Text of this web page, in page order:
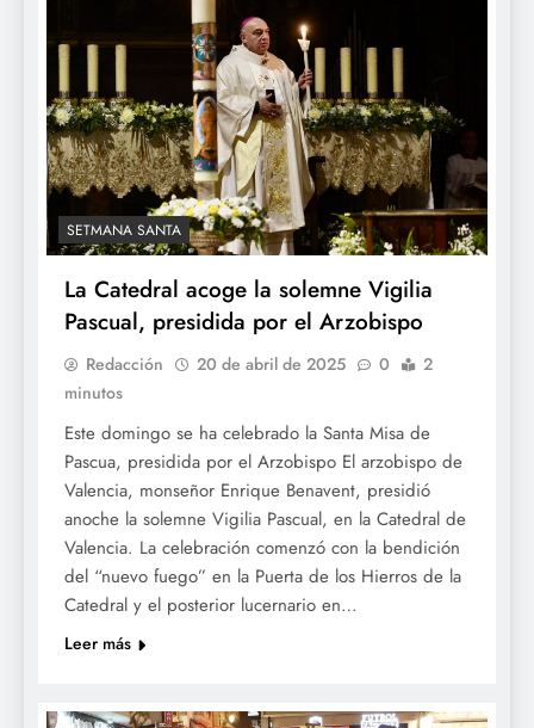
SETMANA SANTA
La Catedral acoge la solemne Vigilia
Pascual, presidida por el Arzobispo
Redacción 20 de abril de 2025 0
2
minutos
Este domingo se ha celebrado la Santa Misa de
Pascua, presidida por el Arzobispo El arzobispo de
Valencia, monseñor Enrique Benavent, presidió
anoche la solemne Vigilia Pascual, en la Catedral de
Valencia. La celebración comenzó con la bendición
del “nuevo fuego” en la Puerta de los Hierros de la
Catedral y el posterior lucernario en…
Leer más